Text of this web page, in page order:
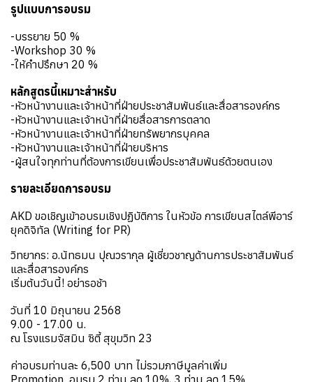
รูปแบบการอบรม
-บรรยาย 50 %
-Workshop 30 %
-ให้คำปรึกษา 20 %
หลักสูตรนี้เหมาะสำหรับ
-หัวหน้างานและเจ้าหน้าที่ฝ่ายประชาสัมพันธ์และสื่อสารองค์กร
-หัวหน้างานและเจ้าหน้าที่ฝ่ายสื่อสารการตลาด
-หัวหน้างานและเจ้าหน้าที่ฝ่ายทรัพยากรบุคคล
-หัวหน้างานและเจ้าหน้าที่ฝ่ายบริหาร
-ผู้สนใจทุกท่านที่ต้องการเขียนเพื่อประชาสัมพันธ์ด้วยตนเอง
รายละเอียดการอบรม
AKD ขอเชิญเข้าอบรมเชิงปฏิบัติการ ในหัวข้อ การเขียนสไตล์พีอาร์
ยุคดิจิทัล (Writing for PR)
วิทยากร: อ.นัทธมน ปุณวรากุล ผู้เชี่ยวชาญด้านการประชาสัมพันธ์
และสื่อสารองค์กร
เริ่มต้นวันนี้! อย่ารอช้า
️วันที่ 10 มิถุนายน 2568
9.00 - 17.00 น.
ณ โรงแรมจัสมิน ซิตี้ สุขุมวิท 23
ค่าอบรมท่านละ 6,500 บาท ไม่รวมภาษีมูลค่าเพิ่ม
Promotion อบรม 2 ท่าน ลด 10%, 3 ท่าน ลด 15%